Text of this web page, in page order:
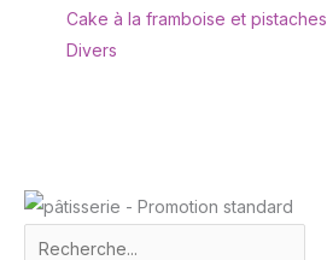
Cake à la framboise et pistaches
Divers